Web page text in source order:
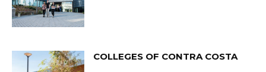
COLLEGES OF CONTRA COSTA